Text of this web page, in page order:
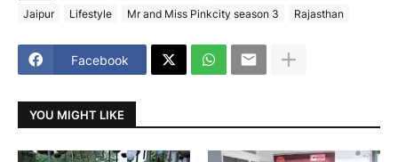
Jaipur
Lifestyle Mr and Miss Pinkcity season 3 Rajasthan
Facebook
YOU MIGHT LIKE